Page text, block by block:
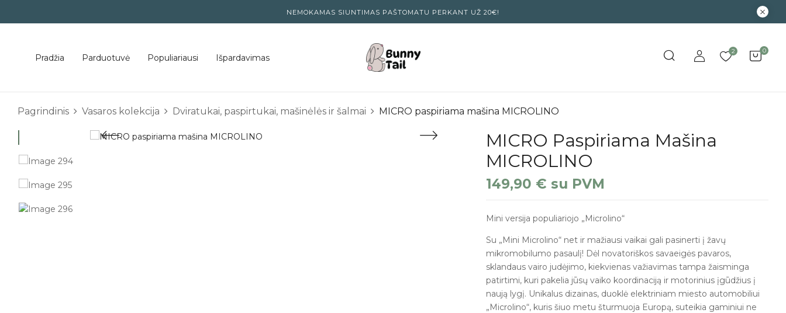
NEMOKAMAS SIUNTIMAS PAŠTOMATU PERKANT UŽ 20€!
Pradžia Parduotuvė Populiariausi Išpardavimas
2 0
Pagrindinis Vasaros kolekcija Dviratukai, paspirtukai, mašinėlės ir šalmai MICRO paspiriama mašina MICROLINO
MICRO Paspiriama Mašina
MICROLINO
149,90 € su PVM
Mini versija populiariojo „Microlino“
Su „Mini Microlino“ net ir mažiausi vaikai gali pasinerti į žavų
mikromobilumo pasaulį! Dėl novatoriškos savaeigės pavaros,
sklandaus vairo judėjimo, kiekvienas važiavimas tampa žaisminga
patirtimi, kuri pakelia jūsų vaiko koordinaciją ir motorinius įgūdžius į
naują lygį. Unikalus dizainas, duoklė elektriniam miesto automobiliui
„Microlino“, kuris šiuo metu šturmuoja Europą, suteikia gaminiui ne